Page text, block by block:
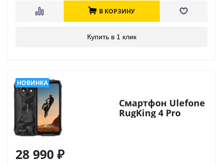
В КОРЗИНУ
Купить в 1 клик
Смартфон Ulefone
RugKing 4 Pro
28 990 ₽